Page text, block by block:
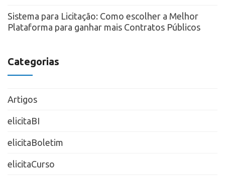
Sistema para Licitação: Como escolher a Melhor
Plataforma para ganhar mais Contratos Públicos
Categorias
Artigos
elicitaBI
elicitaBoletim
elicitaCurso